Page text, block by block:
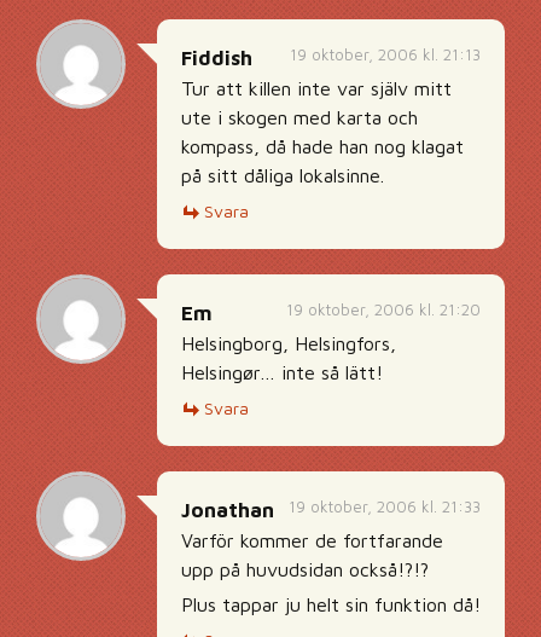
19 oktober, 2006 kl. 21:13
Fiddish
Tur att killen inte var själv mitt
ute i skogen med karta och
kompass, då hade han nog klagat
på sitt dåliga lokalsinne.
Svara
19 oktober, 2006 kl. 21:20
Em
Helsingborg, Helsingfors,
Helsingør… inte så lätt!
Svara
19 oktober, 2006 kl. 21:33
Jonathan
Varför kommer de fortfarande
upp på huvudsidan också!?!?
Plus tappar ju helt sin funktion då!